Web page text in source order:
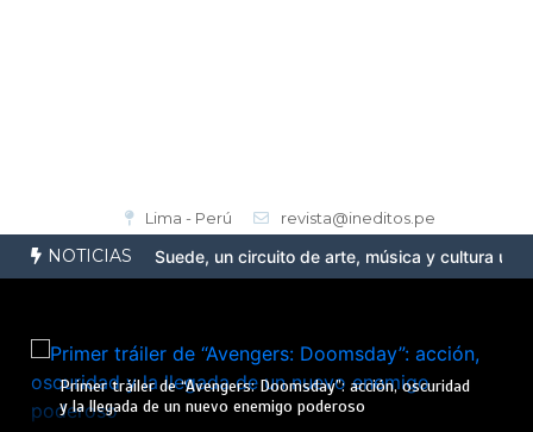
Lima - Perú revista@ineditos.pe
NOTICIAS
la Ruta Suede, un circuito de arte, música y cultura urbana
Primer tráiler de “Avengers: Doomsday”: acción, oscuridad
y la llegada de un nuevo enemigo poderoso